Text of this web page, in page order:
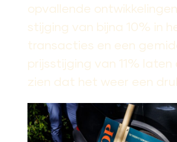
opvallende
stijging van bijna 10% in
transacties en een
prijsstijging van 11%
zien dat het weer een